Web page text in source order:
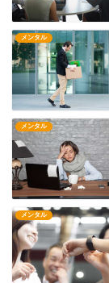
メンタル
メンタル
メンタル